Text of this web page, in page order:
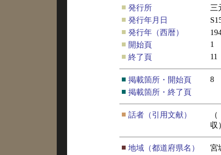
■ 発行所
三
■ 発行年月日
■ 発行年（西暦）
■ 開始頁
1
■ 終了頁 11
■ 掲載箇所・開始頁
8
■ 掲載箇所・終了頁
■ 話者（引用文献）
収
■ 地域（都道府県名）
宮